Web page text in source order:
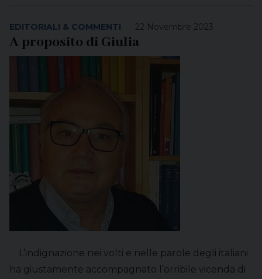
22 Novembre 2023
EDITORIALI & COMMENTI
A proposito di Giulia
L’indignazione nei volti e nelle parole degli italiani
ha giustamente accompagnato l’orribile vicenda di